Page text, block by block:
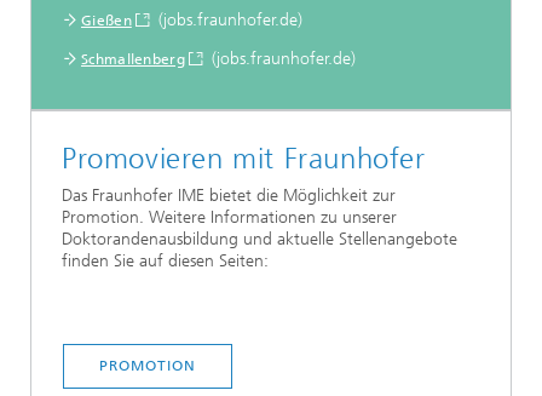
Gießen (jobs.fraunhofer.de)
Schmallenberg (jobs.fraunhofer.de)
Promovieren mit Fraunhofer
Das Fraunhofer IME bietet die Möglichkeit zur
Promotion. Weitere Informationen zu unserer
Doktorandenausbildung und aktuelle Stellenangebote
finden Sie auf diesen Seiten:
PROMOTION